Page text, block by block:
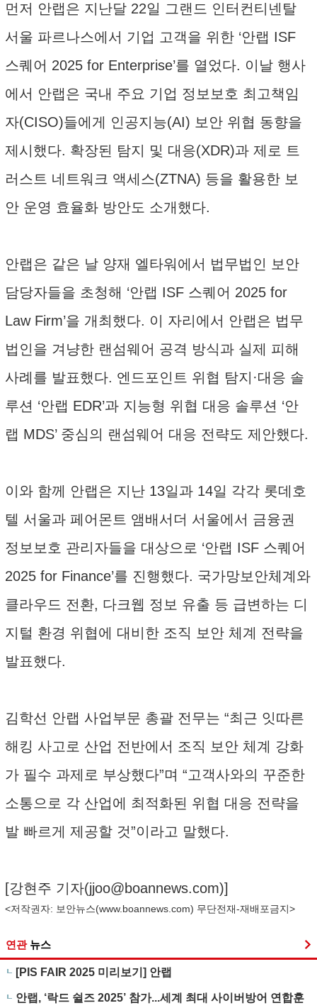
먼저 안랩은 지난달 22일 그랜드 인터컨티넨탈
서울 파르나스에서 기업 고객을 위한 ‘안랩 ISF
스퀘어 2025 for Enterprise’를 열었다. 이날 행사
에서 안랩은 국내 주요 기업 정보보호 최고책임
자(CISO)들에게 인공지능(AI) 보안 위협 동향을
제시했다. 확장된 탐지 및 대응(XDR)과 제로 트
러스트 네트워크 액세스(ZTNA) 등을 활용한 보
안 운영 효율화 방안도 소개했다.
안랩은 같은 날 양재 엘타워에서 법무법인 보안
담당자들을 초청해 ‘안랩 ISF 스퀘어 2025 for
Law Firm’을 개최했다. 이 자리에서 안랩은 법무
법인을 겨냥한 랜섬웨어 공격 방식과 실제 피해
사례를 발표했다. 엔드포인트 위협 탐지·대응 솔
루션 ‘안랩 EDR’과 지능형 위협 대응 솔루션 ‘안
랩 MDS’ 중심의 랜섬웨어 대응 전략도 제안했다.
이와 함께 안랩은 지난 13일과 14일 각각 롯데호
텔 서울과 페어몬트 앰배서더 서울에서 금융권
정보보호 관리자들을 대상으로 ‘안랩 ISF 스퀘어
2025 for Finance’를 진행했다. 국가망보안체계와
클라우드 전환, 다크웹 정보 유출 등 급변하는 디
지털 환경 위협에 대비한 조직 보안 체계 전략을
발표했다.
김학선 안랩 사업부문 총괄 전무는 “최근 잇따른
해킹 사고로 산업 전반에서 조직 보안 체계 강화
가 필수 과제로 부상했다”며 “고객사와의 꾸준한
소통으로 각 산업에 최적화된 위협 대응 전략을
발 빠르게 제공할 것”이라고 말했다.
[강현주 기자(jjoo@boannews.com)]
<저작권자: 보안뉴스(www.boannews.com) 무단전재-재배포금지>
연관 뉴스
[PIS FAIR 2025 미리보기] 안랩
안랩, ‘락드 쉴즈 2025’ 참가...세계 최대 사이버방어 연합훈